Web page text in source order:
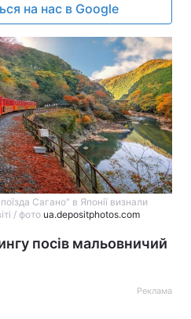
на нас в Google
Сагано" в Японії визнали
/ фото ua.depositphotos.com
посів мальовничий
Реклама